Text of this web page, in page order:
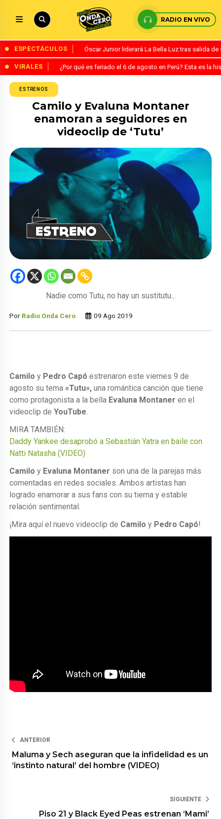
RADIO EN VIVO
ESPECTÁCULOS Óscar Junior liderará La Bella Luz tras salida
VIRALES ¿Por qué es feriado el 6 de agosto en Perú? Esta es la
ESTRENOS
Camilo y Evaluna Montaner
enamoran a seguidores en
videoclip de ‘Tutu’
Nadie como Tutu, no hay un sustitutu...
Por Radio Onda Cero 09 Ago 2019
Camilo y Pedro Capó estrenaron este viernes 9 de
agosto su tema«Tutu», una romántica canción que tiene
como protagonista a la bella Evaluna Montaneren el
videoclip de YouTube
MIRA TAMBIÉN:
Daddy Yankee desaprobó a Sebastián Yatra en baile con
Natti Natasha (VIDEO)
Camilo y Evaluna Montaner son una de la parejas más
comentadas en redes sociales. Ambos artistas han
logrado enamorar a sus fans con su tierna y estable
relación sentimental.
¡Mira aquí el nuevo videoclip de Camilo y Pedro Capó!
ANTERIOR
Maluma y Sech aseguran que la infidelidad es un
‘instinto natural’ del hombre (VIDEO)
SIGUIENTE
Piso 21 y Black Eyed Peas estrenan ‘Mami’